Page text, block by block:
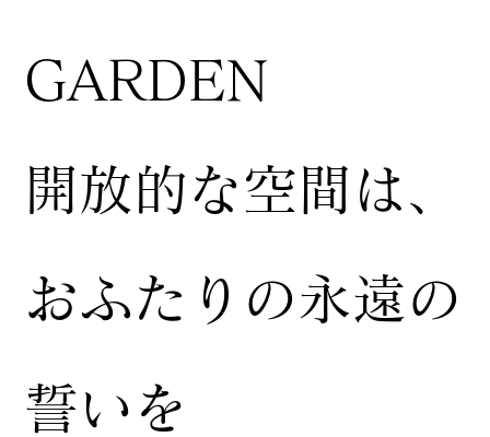
GARDEN
開放的な空間は、
おふたりの永遠の
誓いを